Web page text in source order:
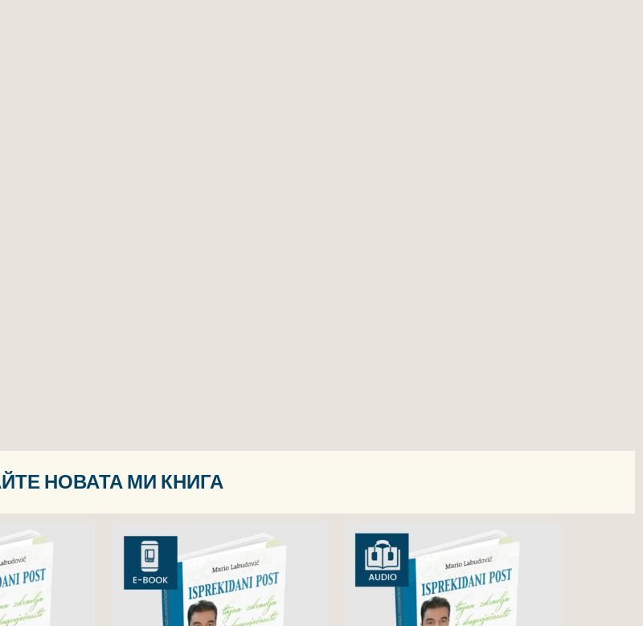
НОВАТА МИ КНИГА